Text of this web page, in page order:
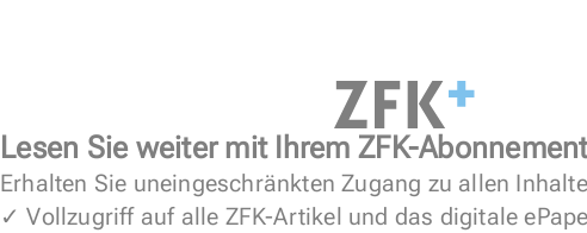
Lesen Sie weiter mit Ihrem ZFK-
Erhalten Sie uneingeschränkten Zugang zu allen
✓ Vollzugriff auf alle ZFK-Artikel und das digitale